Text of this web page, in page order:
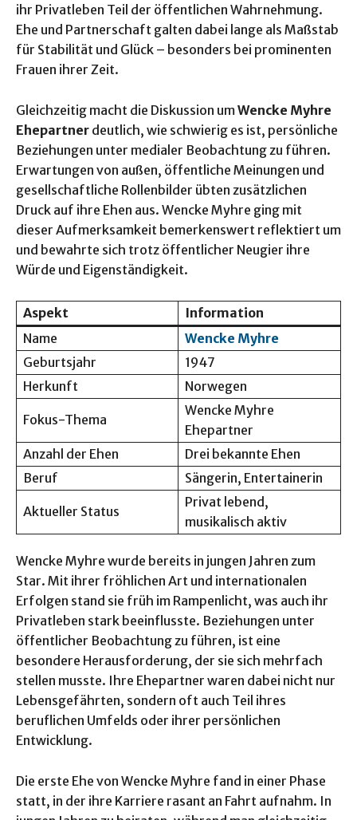
ihr Privatleben Teil der öffentlichen Wahrnehmung.
Ehe und Partnerschaft galten dabei lange als Maßstab
für Stabilität und Glück – besonders bei prominenten
Frauen ihrer Zeit.
Gleichzeitig macht die Diskussion umWencke Myhre
Ehepartner deutlich, wie schwierig es ist, persönliche
Beziehungen unter medialer Beobachtung zu führen.
Erwartungen von außen, öffentliche Meinungen und
gesellschaftliche Rollenbilder übten zusätzlichen
Druck auf ihre Ehen aus. Wencke Myhre ging mit
dieser Aufmerksamkeit bemerkenswert reflektiert um
und bewahrte sich trotz öffentlicher Neugier ihre
Würde und Eigenständigkeit.
Aspekt
Information
Name
Wencke Myhre
Geburtsjahr
1947
Herkunft
Norwegen
Fokus-Thema
Wencke Myhre
Ehepartner
Anzahl der Ehen
Drei bekannte Ehen
Beruf
Sängerin, Entertainerin
Aktueller Status
Privat lebend,
musikalisch aktiv
Wencke Myhre wurde bereits in jungen Jahren zum
Star. Mit ihrer fröhlichen Art und internationalen
Erfolgen stand sie früh im Rampenlicht, was auch ihr
Privatleben stark beeinflusste. Beziehungen unter
öffentlicher Beobachtung zu führen, ist eine
besondere Herausforderung, der sie sich mehrfach
stellen musste. Ihre Ehepartner waren dabei nicht nur
Lebensgefährten, sondern oft auch Teil ihres
beruflichen Umfelds oder ihrer persönlichen
Entwicklung.
Die erste Ehe von Wencke Myhre fand in einer Phase
statt, in der ihre Karriere rasant an Fahrt aufnahm. In